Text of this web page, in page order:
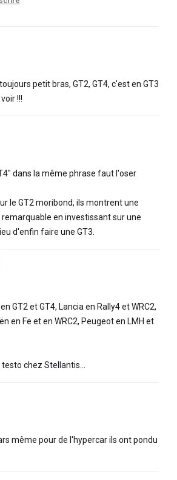
petit bras, GT2, GT4, c'est en GT3
!!!
dans la même phrase faut l'oser
le GT2 moribond, ils montrent une
en investissant sur une
d'enfin faire une GT3.
GT2 et GT4, Lancia en Rally4 et WRC2,
en Fe et en WRC2, Peugeot en LMH et
chez Stellantis...
même pour de l'hypercar ils ont pondu